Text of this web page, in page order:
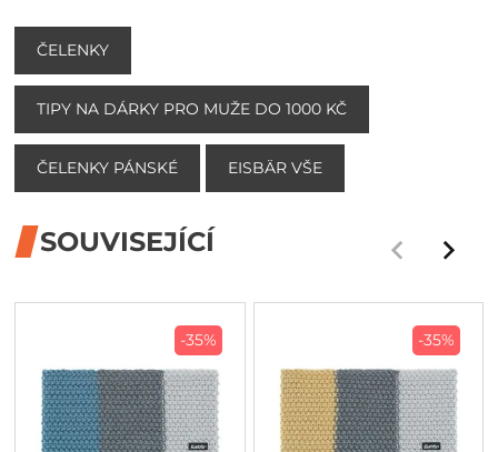
ČELENKY
TIPY NA DÁRKY PRO MUŽE DO 1000 KČ
ČELENKY PÁNSKÉ EISBÄR VŠE
SOUVISEJÍCÍ
-35% -35%